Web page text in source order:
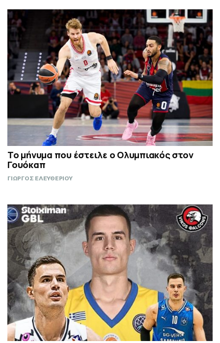
Το μήνυμα που έστειλε ο Ολυμπιακός στον
Γουόκαπ
ΓΙΩΡΓΟΣ ΕΛΕΥΘΕΡΙΟΥ